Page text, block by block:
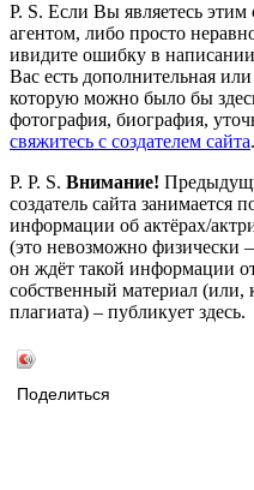
P. S. Если Вы являетесь
агентом, либо просто
ивидите ошибку в
Вас есть дополнительная
которую можно было бы
фотография, биография,
свяжитесь с создателем сайта
P. P. S. Внимание!
создатель сайта занимается
информации об актёрах/
(это невозможно физически
он ждёт такой информации
собственный материал (или,
плагиата) – публикует здесь.
Поделиться